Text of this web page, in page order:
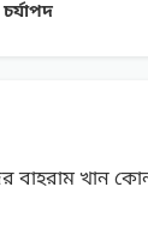
চর্যাপদ
বাহরাম খান